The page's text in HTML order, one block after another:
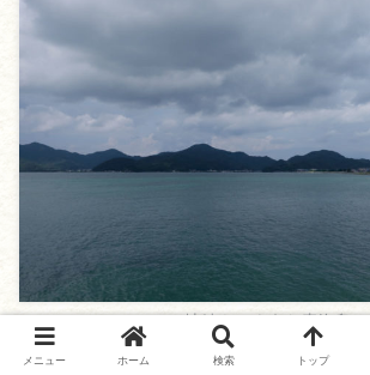
地続きのような青海島
メニュー ホーム 検索 トップ